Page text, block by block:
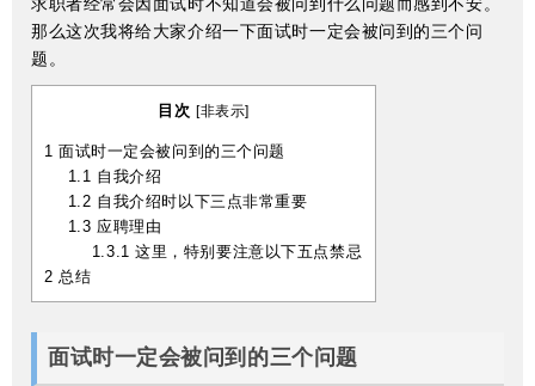
那么这次我将给大家介绍一下面试时一定会被问到的三个问
题。
目次 [非表示]
1 面试时一定会被问到的三个问题
1.1 自我介绍
1.2 自我介绍时以下三点非常重要
1.3 应聘理由
1.3.1 这里，特别要注意以下五点禁忌
2 总结
面试时一定会被问到的三个问题